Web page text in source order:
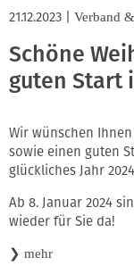
21.12.2023 Verband
Schöne
guten Start
Wir wünschen
sowie einen guten
glückliches Jahr
Ab 8. Januar 2024
wieder für Sie da!
❯ mehr